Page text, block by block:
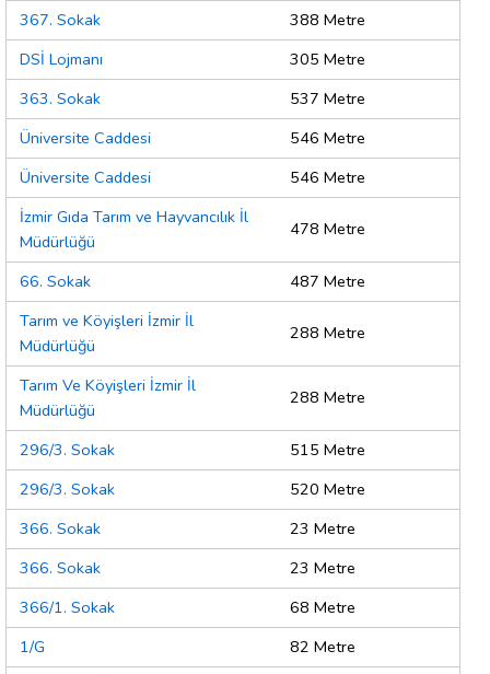
367. Sokak
388 Metre
DSİ Lojmanı
305 Metre
363. Sokak
537 Metre
Üniversite Caddesi
546 Metre
Üniversite Caddesi
546 Metre
İzmir Gıda Tarım ve Hayvancılık İl
Müdürlüğü
478 Metre
66. Sokak
487 Metre
Tarım ve Köyişleri İzmir İl
Müdürlüğü
288 Metre
Tarım Ve Köyişleri İzmir İl
Müdürlüğü
288 Metre
296/3. Sokak
515 Metre
296/3. Sokak
520 Metre
366. Sokak
23 Metre
366. Sokak
23 Metre
366/1. Sokak
68 Metre
1/G
82 Metre